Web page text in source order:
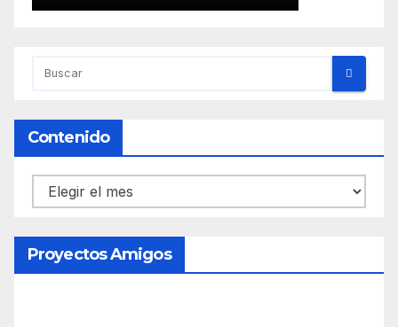
Contenido
Contenido
Proyectos Amigos